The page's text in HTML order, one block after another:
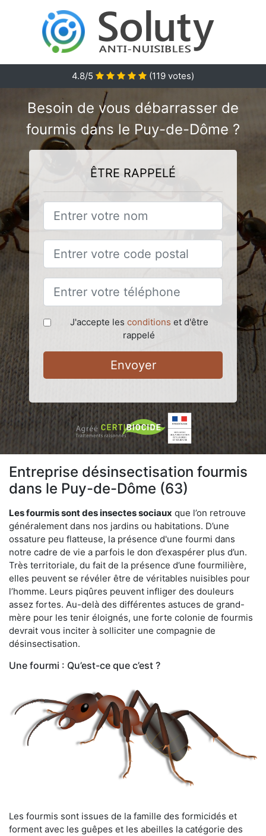
4.8/5 (119 votes)
Besoin de vous débarrasser de
fourmis dans le Puy-de-Dôme ?
ÊTRE RAPPELÉ
J'accepte les conditions et d'être
rappelé
Envoyer
Entreprise désinsectisation fourmis
dans le Puy-de-Dôme (63)
Les fourmis sont des insectes sociaux que l’on retrouve
généralement dans nos jardins ou habitations. D’une
ossature peu flatteuse, la présence d'une fourmi dans
notre cadre de vie a parfois le don d’exaspérer plus d’un.
Très territoriale, du fait de la présence d’une fourmilière,
elles peuvent se révéler être de véritables nuisibles pour
l’homme. Leurs piqûres peuvent infliger des douleurs
assez fortes. Au-delà des différentes astuces de grand-
mère pour les tenir éloignés, une forte colonie de fourmis
devrait vous inciter à solliciter une compagnie de
désinsectisation.
Une fourmi : Qu’est-ce que c’est ?
Les fourmis sont issues de la famille des formicidés et
forment avec les guêpes et les abeilles la catégorie des